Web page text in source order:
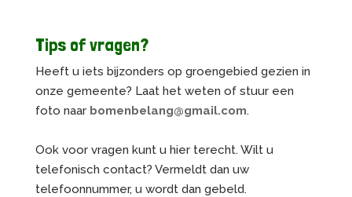
Tips of vragen?
Heeft u iets bijzonders op groengebied gezien in
onze gemeente? Laat het weten of stuur een
foto naar bomenbelang@gmail.com.
Ook voor vragen kunt u hier terecht. Wilt u
telefonisch contact? Vermeldt dan uw
telefoonnummer, u wordt dan gebeld.